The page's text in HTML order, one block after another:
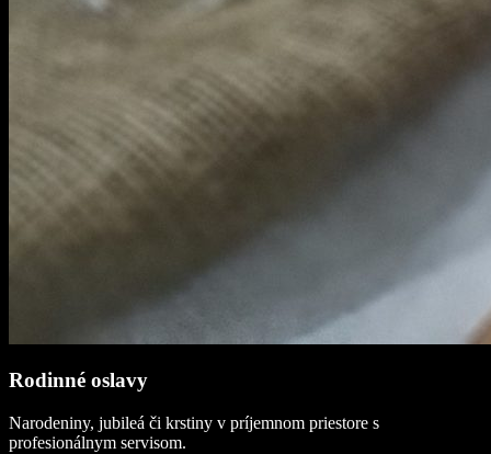
Rodinné oslavy
Narodeniny, jubileá či krstiny v príjemnom priestore s
profesionálnym servisom.